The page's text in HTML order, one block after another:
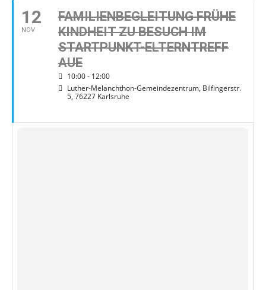
12
NOV
FAMILIENBEGLEITUNG FRÜHE
KINDHEIT ZU BESUCH IM
STARTPUNKT-ELTERNTREFF
AUE
10:00 - 12:00
Luther-Melanchthon-Gemeindezentrum, Bilfingerstr.
5, 76227 Karlsruhe